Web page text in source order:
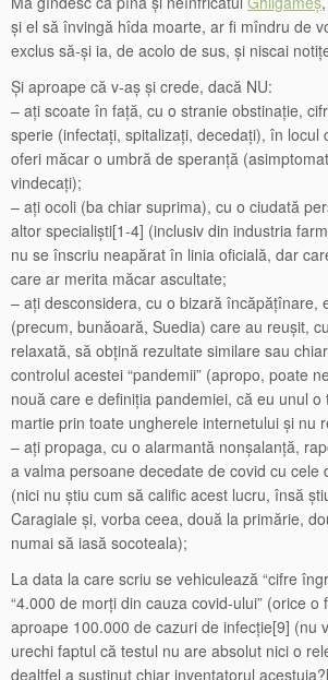
și el să învingă hîda moarte, ar fi mîndru de
exclus să-și ia, de acolo de sus, și niscai
Și aproape că v-aș și crede, dacă NU:
– ați scoate în față, cu o stranie obstinație,
sperie (infectați, spitalizați, decedați), în locul
oferi măcar o umbră de speranță
vindecați);
– ați ocoli (ba chiar suprima), cu o ciudată
altor specialiști[1-4] (inclusiv din industria
nu se înscriu neapărat în linia oficială, dar
care ar merita măcar ascultate;
– ați desconsidera, cu o bizară încăpățînare,
(precum, bunăoară, Suedia) care au reușit,
relaxată, să obțină rezultate similare sau
controlul acestei “pandemii” (apropo, poate
nouă care e definiția pandemiei, că eu unul o
martie prin toate ungherele internetului și nu
– ați propaga, cu o alarmantă nonșalanță,
a valma persoane decedate de covid cu cele
(nici nu știu cum să calific acest lucru, însă
Caragiale și, vorba ceea, două la primărie,
numai să iasă socoteala);
La data la care scriu se vehiculează “cifre
“4.000 de morți din cauza covid-ului” (orice
aproape 100.000 de cazuri de infecție[9] (nu
urechi faptul că testul nu are absolut nici o
dealtfel a susținut chiar inventatorul